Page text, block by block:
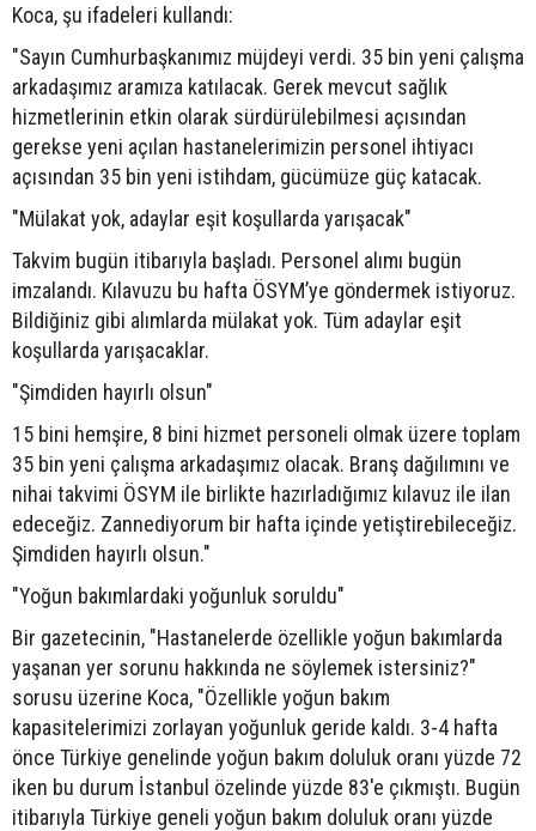
Koca, şu ifadeleri kullandı:
"Sayın Cumhurbaşkanımız müjdeyi verdi. 35 bin yeni çalışma
arkadaşımız aramıza katılacak. Gerek mevcut sağlık
hizmetlerinin etkin olarak sürdürülebilmesi açısından
gerekse yeni açılan hastanelerimizin personel ihtiyacı
açısından 35 bin yeni istihdam, gücümüze güç katacak.
"Mülakat yok, adaylar eşit koşullarda yarışacak"
Takvim bugün itibarıyla başladı. Personel alımı bugün
imzalandı. Kılavuzu bu hafta ÖSYM’ye göndermek istiyoruz.
Bildiğiniz gibi alımlarda mülakat yok. Tüm adaylar eşit
koşullarda yarışacaklar.
"Şimdiden hayırlı olsun"
15 bini hemşire, 8 bini hizmet personeli olmak üzere toplam
35 bin yeni çalışma arkadaşımız olacak. Branş dağılımını ve
nihai takvimi ÖSYM ile birlikte hazırladığımız kılavuz ile ilan
edeceğiz. Zannediyorum bir hafta içinde yetiştirebileceğiz.
Şimdiden hayırlı olsun."
"Yoğun bakımlardaki yoğunluk soruldu"
Bir gazetecinin, "Hastanelerde özellikle yoğun bakımlarda
yaşanan yer sorunu hakkında ne söylemek istersiniz?"
sorusu üzerine Koca, "Özellikle yoğun bakım
kapasitelerimizi zorlayan yoğunluk geride kaldı. 3-4 hafta
önce Türkiye genelinde yoğun bakım doluluk oranı yüzde 72
iken bu durum İstanbul özelinde yüzde 83'e çıkmıştı. Bugün
itibarıyla Türkiye geneli yoğun bakım doluluk oranı yüzde